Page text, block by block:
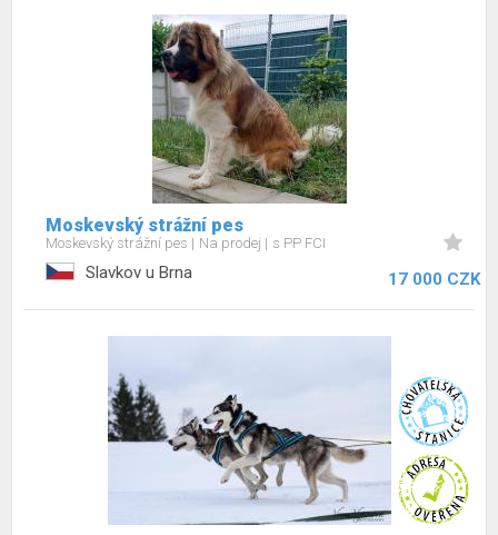
Moskevský strážní pes
Moskevský strážní pes Na prodej s PP FCI
Slavkov u Brna 17 000 CZK